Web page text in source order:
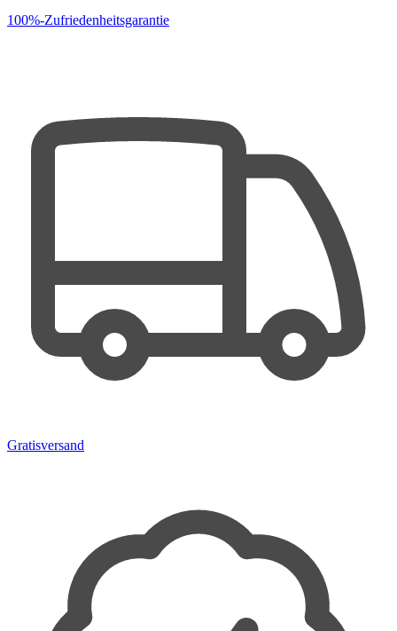
100%-Zufriedenheitsgarantie
Gratisversand